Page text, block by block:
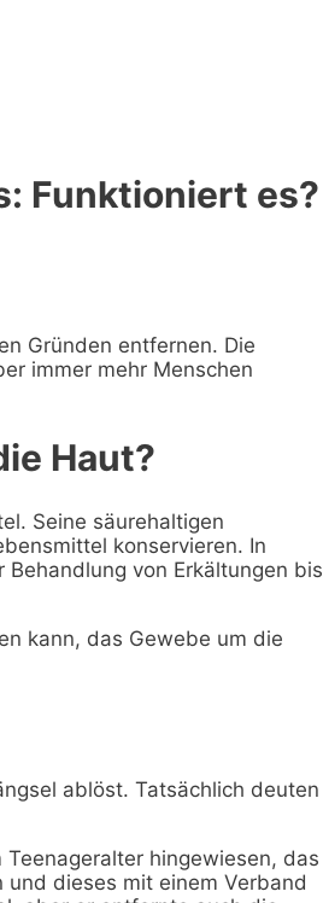
Funktioniert es?
Gründen entfernen. Die
immer mehr Menschen
Haut?
Seine säurehaltigen
konservieren. In
von Erkältungen bis
kann, das Gewebe um die
ablöst. Tatsächlich deuten
hingewiesen, das
dieses mit einem Verband